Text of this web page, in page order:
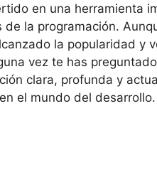
en una herramienta
la programación.
la popularidad y
vez te has
clara, profunda y
el mundo del desarrollo.